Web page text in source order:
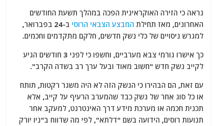
נראה כי הזירה האוקראינית הפכה במהלך תשעת החודשים
האחרונים, מאז תחילת המבצע הצבאי הרוסי
ב-24 בפברואר,
למגרש ניסויים של כלי נשק חדשים, חלקם מתקדמים וחכמים.
כך אישרו גורמי צבא מערביים, וחשפו כי לפני 3 חודשים הגיע
לקייב נשק חדש "חשוב מאוד ובעל ערך רב בשדה הקרב".
עם זאת, הם הבהירו כי הנשק הזה לא היה משגר רקטות, תותח
או כל סוג אחר של נשק כבד שהמערב הרעיף על קייב, אלא
תכנית חכמה או מערכת מידע דרך האינטרנט, למעקב אחר
תנועות רוסים, הידועה בשם "דלתא", לפי מה שדווח ב"ניו יורק